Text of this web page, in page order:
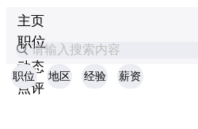
主页
职位
动态
点评
请输入搜索内容
职位 地区 经验 薪资